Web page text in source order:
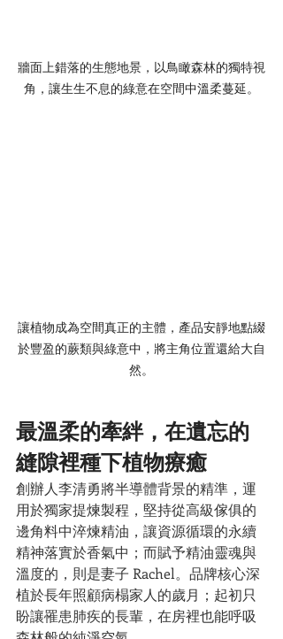
牆面上錯落的生態地景，以鳥瞰森林的獨特視
角，讓生生不息的綠意在空間中溫柔蔓延。
讓植物成為空間真正的主體，產品安靜地點綴
於豐盈的蕨類與綠意中，將主角位置還給大自
然。
最溫柔的牽絆，在遺忘的
縫隙裡種下植物療癒
創辦人李清勇將半導體背景的精準，運
用於獨家提煉製程，堅持從高級傢俱的
邊角料中淬煉精油，讓資源循環的永續
精神落實於香氣中；而賦予精油靈魂與
溫度的，則是妻子 Rachel。品牌核心深
植於長年照顧病榻家人的歲月；起初只
盼讓罹患肺疾的長輩，在房裡也能呼吸